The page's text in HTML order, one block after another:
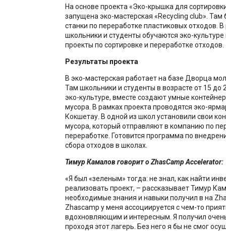
На основе проекта «Эко-крышка для
запущена эко-мастерская «Recycling club». Там
станки по переработке пластиковых отходов.
школьники и студенты обучаются эко-
проекты по сортировке и переработке отходов.
Результаты проекта
В эко-мастерская работает на базе Дворца
Там школьники и студенты в возрасте от 15 до
эко-культуре, вместе создают умные
мусора. В рамках проекта проводятся эко-
Кокшетау. В одной из школ установили свои
мусора, который отправляют в компанию по
переработке. Готовится программа по
сбора отходов в школах.
Тимур Камалов говорит о ZhasCamp Accelerator:
«Я был «зеленым» тогда: не знал, как найти
реализовать проект, – рассказывает Тимур
необходимые знания и навыки получил в на
Zhascamp у меня ассоциируется с чем-то
вдохновляющим и интересным. Я получил
проходя этот лагерь. Без него я бы не смог